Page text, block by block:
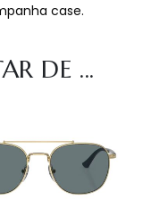
case.
DE ...